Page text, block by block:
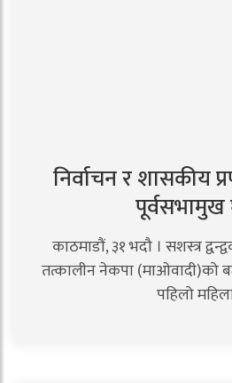
निर्वाचन र शासकीय
पूर्वसभामुख
काठमाडौं, ३१ भदौ । सशस्त्र
तत्कालीन नेकपा (माओवादी)को
पहिलो